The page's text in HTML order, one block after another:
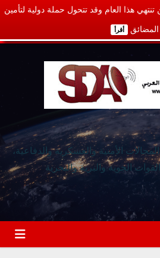
تنتهي هذا العام وقد تتحول حملة دولية لتأمين
المضائق أقرأ
الأمنية والعسكرية والدفاعية،
الجوية والبرية والبحرية